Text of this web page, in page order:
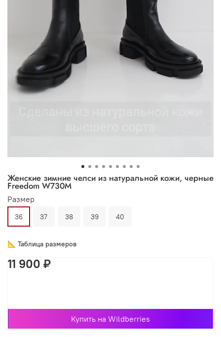
Женские зимние челси из натуральной кожи, черные
Freedom W730M
Размер
36 37 38 39 40
📐 Таблица размеров
11 900 ₽
Купить на Wildberries